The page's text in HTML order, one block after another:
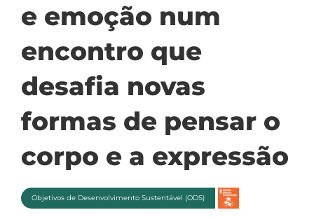
e emoção num
encontro que
desafia novas
formas de pensar o
corpo e a expressão
Objetivos de Desenvolvimento Sustentável (ODS)